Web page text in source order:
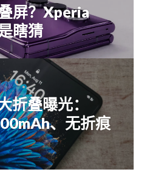
屏？Xperia
瞎猜
折叠曝光：
、无折痕